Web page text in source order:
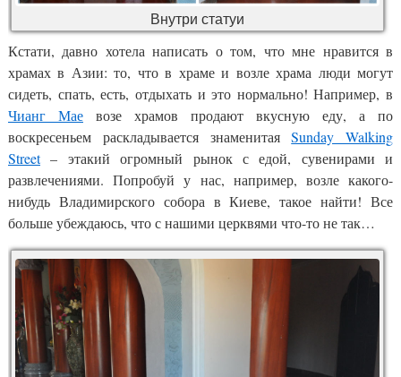
Внутри статуи
Кстати, давно хотела написать о том, что мне нравится в
храмах в Азии: то, что в храме и возле храма люди могут
сидеть, спать, есть, отдыхать и это нормально! Например, в
Чианг Мае возе храмов продают вкусную еду, а по
воскресеньем раскладывается знаменитаяSunday Walking
Street– этакий огромный рынок с едой, сувенирами и
развлечениями. Попробуй у нас, например, возле какого-
нибудь Владимирского собора в Киеве, такое найти! Все
больше убеждаюсь, что с нашими церквями что-то не так…